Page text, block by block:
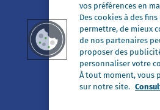
Tous nos sites
Président Professionnel
Galbani Professionale
vos préférences en
Des cookies à des
permettre, de mieux
de nos partenaires
proposer des
personnaliser votre
À tout moment, vous
sur notre site.